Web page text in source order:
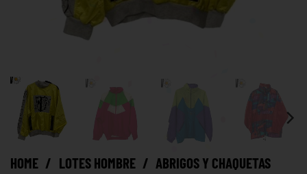
HOME / LOTES HOMBRE / ABRIGOS Y CHAQUETAS